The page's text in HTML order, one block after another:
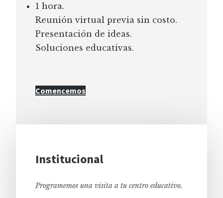
1 hora.
Reunión virtual previa sin costo.
Presentación de ideas.
Soluciones educativas.
Comencemos
Institucional
Programemos una visita a tu centro educativo.